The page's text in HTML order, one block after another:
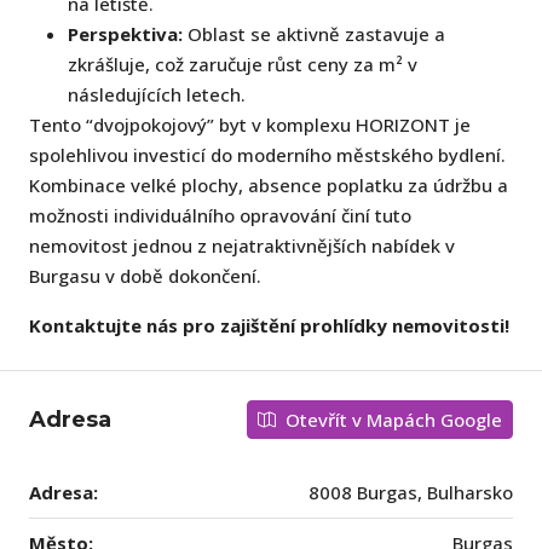
Perspektiva: Oblast se aktivně zastavuje a
zkrášluje, což zaručuje růst ceny za m² v
následujících letech.
Tento “dvojpokojový” byt v komplexu HORIZONT je
spolehlivou investicí do moderního městského bydlení.
Kombinace velké plochy, absence poplatku za údržbu a
možnosti individuálního opravování činí tuto
nemovitost jednou z nejatraktivnějších nabídek v
Burgasu v době dokončení.
Kontaktujte nás pro zajištění prohlídky nemovitosti!
Adresa Otevřít v Mapách Google
Adresa: 8008 Burgas, Bulharsko
Město: Burgas